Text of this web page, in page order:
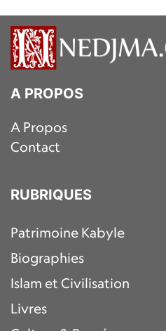
A PROPOS
A Propos
Contact
RUBRIQUES
Patrimoine Kabyle
Biographies
Islam et Civilisation
Livres